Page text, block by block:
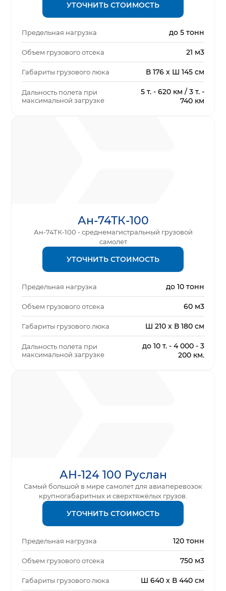
УТОЧНИТЬ СТОИМОСТЬ
Предельная нагрузка до 5 тонн
Объем грузового отсека 21 м3
Габариты грузового люка В 176 x Ш 145 см
Дальность полета при
максимальной загрузке
5 т. - 620 км / 3 т. -
740 км
Ан-74ТК-100
Ан-74ТК-100 - среднемагистральный грузовой
самолет
УТОЧНИТЬ СТОИМОСТЬ
Предельная нагрузка до 10 тонн
Объем грузового отсека 60 м3
Габариты грузового люка Ш 210 х В 180 см
Дальность полета при
максимальной загрузке
до 10 т. - 4 000 - 3
200 км.
АН-124 100 Руслан
Самый большой в мире самолет для авиаперевозок
крупногабаритных и сверхтяжёлых грузов.
УТОЧНИТЬ СТОИМОСТЬ
Предельная нагрузка 120 тонн
Объем грузового отсека 750 м3
Габариты грузового люка Ш 640 х В 440 см